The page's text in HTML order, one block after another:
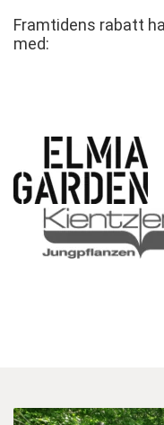
Framtidens rabatt
med: